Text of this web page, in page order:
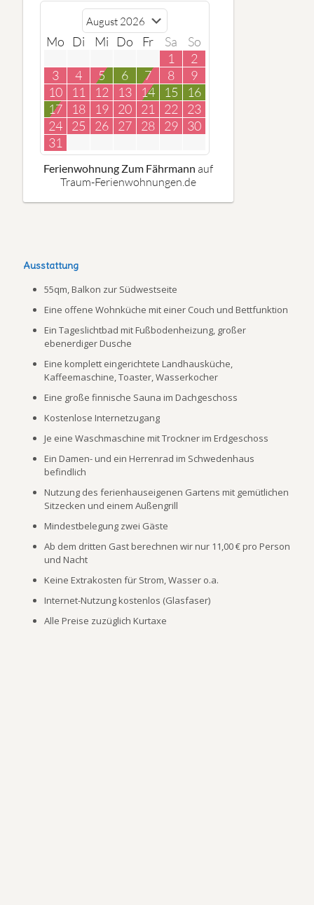
Mo Di Mi Do Fr Sa
So
1
2
3
4 5 6 7 8
9
10
11 12 13 14 15
16
17
18 19 20 21 22
23
24
25 26 27 28 29
30
31
Ferienwohnung Zum Fährmann auf
Traum-Ferienwohnungen.de
Ausstattung
55qm, Balkon zur Südwestseite
Eine offene Wohnküche mit einer Couch und Bettfunktion
Ein Tageslichtbad mit Fußbodenheizung, großer
ebenerdiger Dusche
Eine komplett eingerichtete Landhausküche,
Kaffeemaschine, Toaster, Wasserkocher
Eine große finnische Sauna im Dachgeschoss
Kostenlose Internetzugang
Je eine Waschmaschine mit Trockner im Erdgeschoss
Ein Damen- und ein Herrenrad im Schwedenhaus
befindlich
Nutzung des ferienhauseigenen Gartens mit gemütlichen
Sitzecken und einem Außengrill
Mindestbelegung zwei Gäste
Ab dem dritten Gast berechnen wir nur 11,00 € pro Person
und Nacht
Keine Extrakosten für Strom, Wasser o.a.
Internet-Nutzung kostenlos (Glasfaser)
Alle Preise zuzüglich Kurtaxe